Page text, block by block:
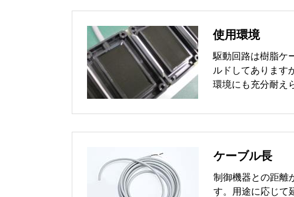
使用環境
駆動回路は樹脂ケ
ルドしてあります
環境にも充分耐え
ケーブル長
制御機器との距離
す。用途に応じて